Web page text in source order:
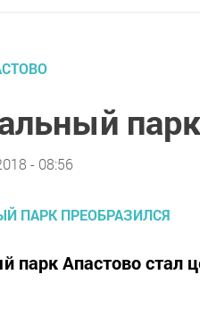
- 08:56
парк Апастово стал